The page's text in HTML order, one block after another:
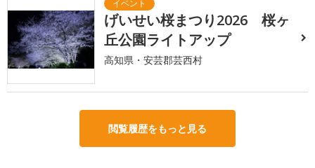
げいせい桜まつり2026 桜ヶ
丘公園ライトアップ
高知県・安芸郡芸西村
閲覧履歴をもっと見る